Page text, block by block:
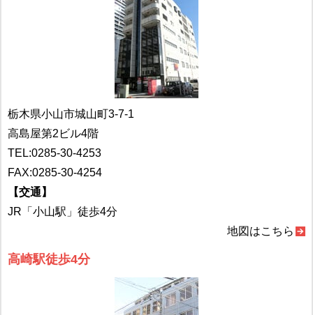
栃木県小山市城山町3-7-1
高島屋第2ビル4階
TEL:0285-30-4253
FAX:0285-30-4254
【交通】
JR「小山駅」徒歩4分
地図はこちら
高崎駅徒歩4分